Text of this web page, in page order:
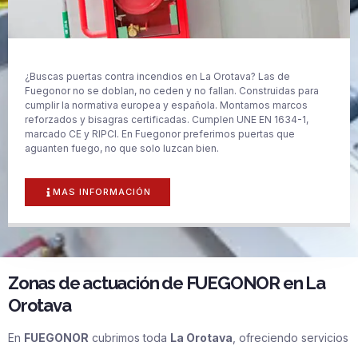
¿Buscas puertas contra incendios en La Orotava? Las de
Fuegonor no se doblan, no ceden y no fallan. Construidas para
cumplir la normativa europea y española. Montamos marcos
reforzados y bisagras certificadas. Cumplen UNE EN 1634-1,
marcado CE y RIPCI. En Fuegonor preferimos puertas que
aguanten fuego, no que solo luzcan bien.
MAS INFORMACIÓN
Zonas de actuación de FUEGONOR en La
Orotava
En FUEGONOR cubrimos toda La Orotava , ofreciendo servicios